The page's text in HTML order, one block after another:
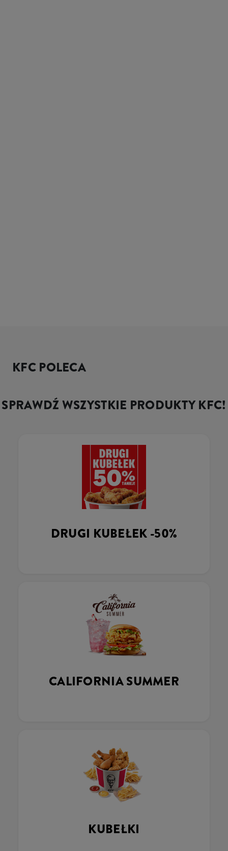
KFC POLECA
SPRAWDŹ WSZYSTKIE PRODUKTY KFC!
DRUGI KUBEŁEK -50%
CALIFORNIA SUMMER
KUBEŁKI